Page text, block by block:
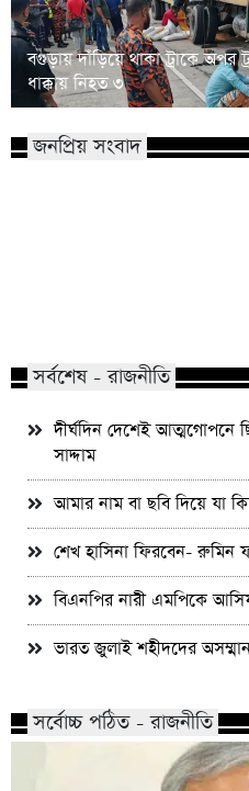
বগুড়ায় দাঁড়িয়ে থাকা ট্রাকে অপর
ধাক্কায় নিহত ৩
জনপ্রিয় সংবাদ
সর্বশেষ - রাজনীতি
দীর্ঘদিন দেশেই আত্মগোপনে
সাদ্দাম
আমার নাম বা ছবি দিয়ে যা
শেখ হাসিনা ফিরবেন- রুমিন
বিএনপির নারী এমপিকে
ভারত জুলাই শহীদদের
সর্বোচ্চ পঠিত - রাজনীতি